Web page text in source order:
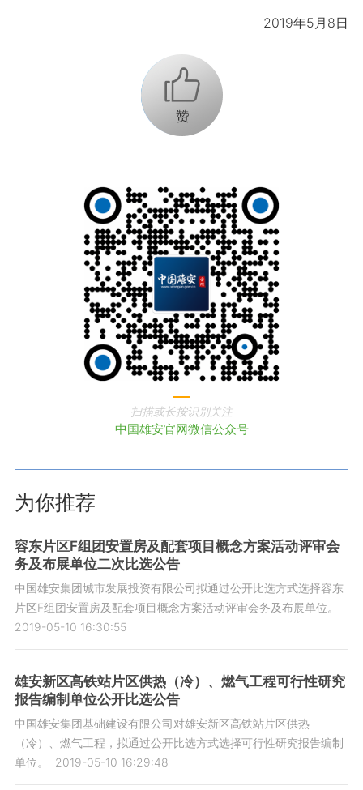
2019年5月8日
+1
扫描或长按识别关注
中国雄安官网微信公众号
为你推荐
容东片区F组团安置房及配套项目概念方案活动评审会
务及布展单位二次比选公告
中国雄安集团城市发展投资有限公司拟通过公开比选方式选择容东
片区F组团安置房及配套项目概念方案活动评审会务及布展单位。
2019-05-10 16:30:55
雄安新区高铁站片区供热（冷）、燃气工程可行性研究
报告编制单位公开比选公告
中国雄安集团基础建设有限公司对雄安新区高铁站片区供热
（冷）、燃气工程，拟通过公开比选方式选择可行性研究报告编制
单位。
2019-05-10 16:29:48